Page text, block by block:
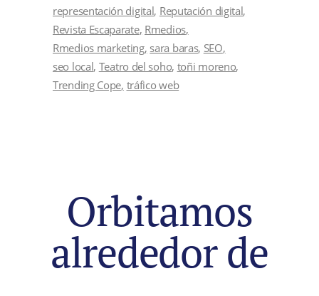
representación digital Reputación digital
Revista Escaparate Rmedios
Rmedios marketing sara baras SEO
seo local Teatro del soho toñi moreno
Trending Cope tráfico web
Orbitamos
alrededor de